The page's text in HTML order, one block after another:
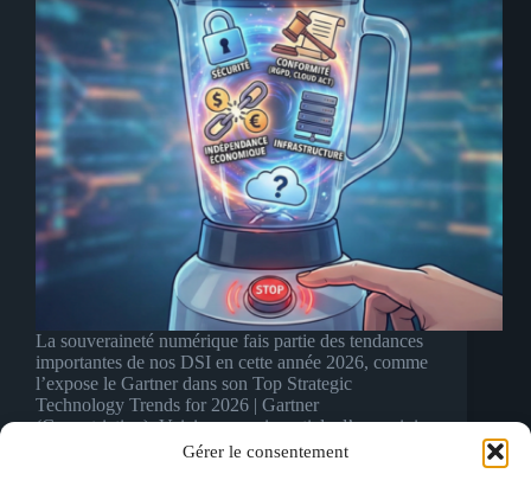
Gérer le consentement
La souveraineté numérique fais partie des tendances
importantes de nos DSI en cette année 2026, comme
l’expose le Gartner dans son Top Strategic
Technology Trends for 2026 | Gartner
(Geopatriation). Voici un premier article d’une mini-
série sur le sujet. Le…